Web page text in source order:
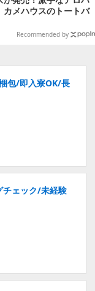
カメハウスのトートバ
しいアイテムがズラ
Recommended by
包/即入寮OK/長
チェック/未経験